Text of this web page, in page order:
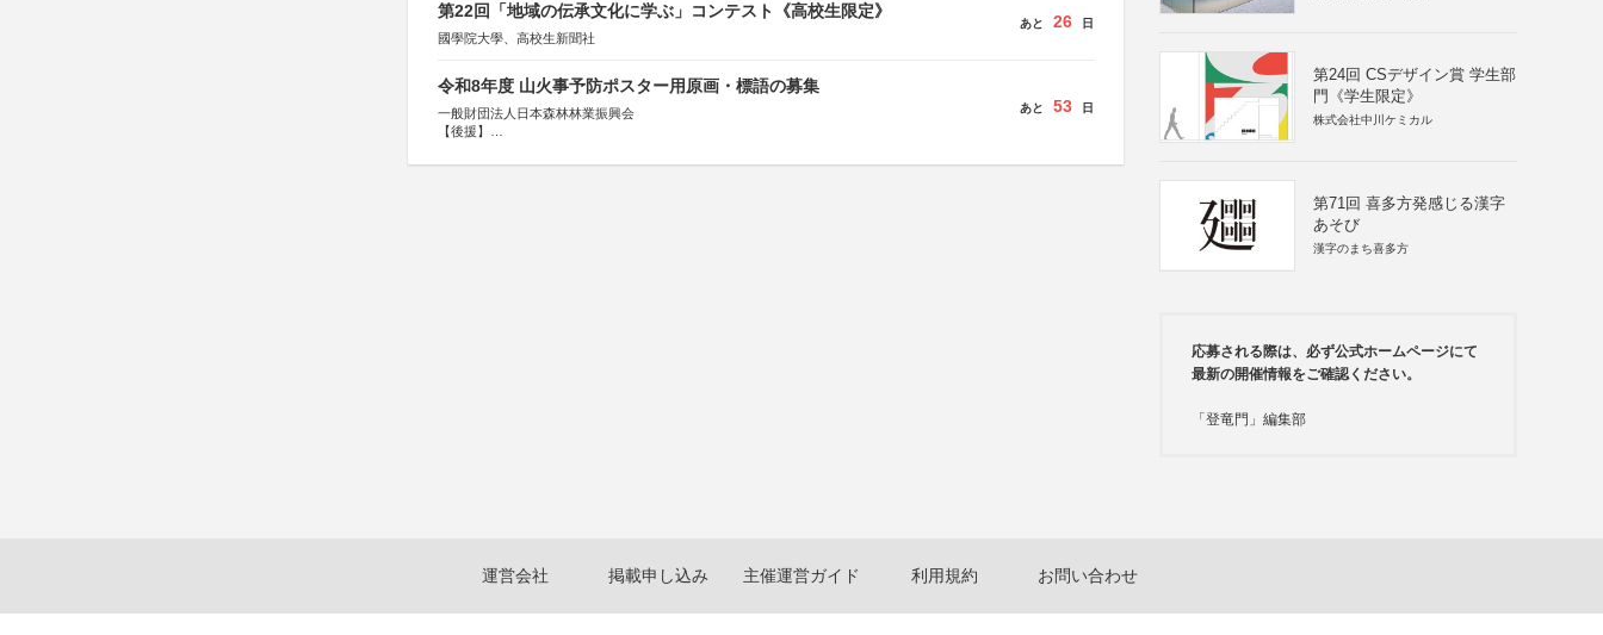
第22回「地域の伝承文化に学ぶ」コンテスト《高校生限定》
國學院大學、高校生新聞社
あと 26 日
令和8年度 山火事予防ポスター用原画・標語の募集
一般財団法人日本森林林業振興会
【後援】
あと 53 日
第24回 CSデザイン賞 学生部
門《学生限定》
株式会社中川ケミカル
第71回 喜多方発感じる漢字
あそび
漢字のまち喜多方
応募される際は、必ず公式ホームページにて
最新の開催情報をご確認ください。
「登竜門」編集部
運営会社 掲載申し込み 主催運営ガイド 利用規約 お問い合わせ